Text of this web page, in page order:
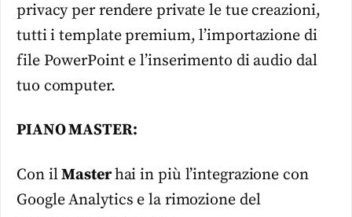
privacy per rendere private le tue creazioni,
tutti i template premium, l’importazione di
file PowerPoint e l’inserimento di audio dal
tuo computer.
PIANO MASTER:
Con ilMasterhai in più l’integrazione con
Google Analytics e la rimozione del